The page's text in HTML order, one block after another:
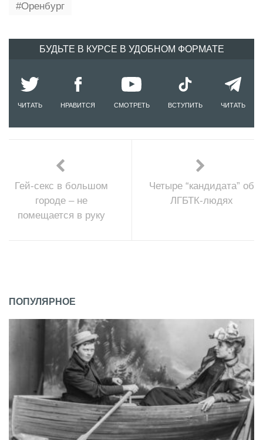
Оренбург
БУДЬТЕ В КУРСЕ В УДОБНОМ ФОРМАТЕ
ЧИТАТЬ НРАВИТСЯ СМОТРЕТЬ ВСТУПИТЬ ЧИТАТЬ
Гей-секс в большом
городе – не
помещается в руку
Четыре “кандидата” об
ЛГБТК-людях
ПОПУЛЯРНОЕ